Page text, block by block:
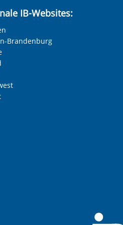
IB-Websites:
Brandenburg